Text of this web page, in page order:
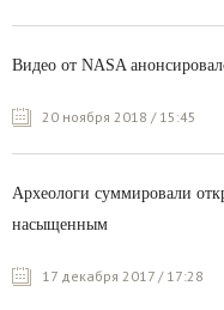
Видео от NASA
20 ноября 2018 / 15:45
Археологи суммировали
насыщенным
17 декабря 2017 / 17:28